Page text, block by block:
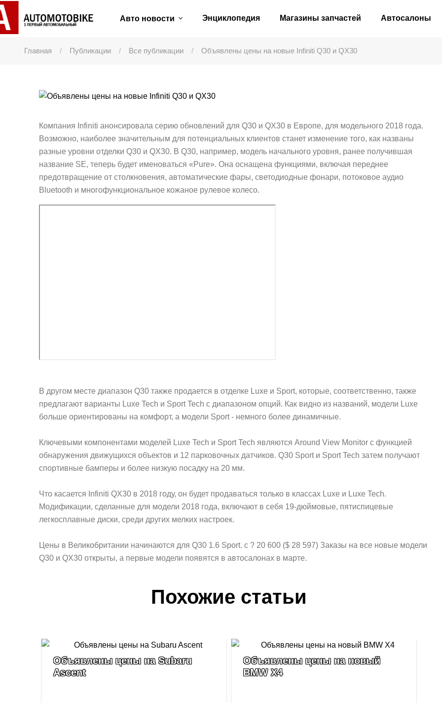
Авто новости Энциклопедия Магазины запчастей Автосалоны
Главная Публикации Все публикации Объявлены цены на новые Infiniti Q30 и QX30
Компания Infiniti анонсировала серию обновлений для Q30 и QX30 в Европе, для модельного 2018 года.
Возможно, наиболее значительным для потенциальных клиентов станет изменение того, как названы
разные уровни отделки Q30 и QX30. В Q30, например, модель начального уровня, ранее получившая
название SE, теперь будет именоваться «Pure». Она оснащена функциями, включая переднее
предотвращение от столкновения, автоматические фары, светодиодные фонари, потоковое аудио
Bluetooth и многофункциональное кожаное рулевое колесо.
В другом месте диапазон Q30 также продается в отделке Luxe и Sport, которые, соответственно, также
предлагают варианты Luxe Tech и Sport Tech с диапазоном опций. Как видно из названий, модели Luxe
больше ориентированы на комфорт, а модели Sport - немного более динамичные.
Ключевыми компонентами моделей Luxe Tech и Sport Tech являются Around View Monitor с функцией
обнаружения движущихся объектов и 12 парковочных датчиков. Q30 Sport и Sport Tech затем получают
спортивные бамперы и более низкую посадку на 20 мм.
Что касается Infiniti QX30 в 2018 году, он будет продаваться только в классах Luxe и Luxe Tech.
Модификации, сделанные для модели 2018 года, включают в себя 19-дюймовые, пятиспицевые
легкосплавные диски, среди других мелких настроек.
Цены в Великобритании начинаются для Q30 1.6 Sport. с ? 20 600 ($ 28 597) Заказы на все новые модели
Q30 и QX30 открыты, а первые модели появятся в автосалонах в марте.
Похожие статьи
Объявлены цены на Subaru
Ascent
Объявлены цены на новый
BMW X4